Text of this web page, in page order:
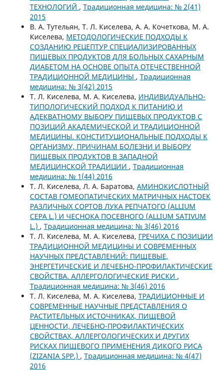
ТЕХНОЛОГИЙ , Традиционная медицина: № 2(41)
2015
В. А. Тутельян, Т. Л. Киселева, А. А. Кочеткова, М. А.
Киселева, МЕТОДОЛОГИЧЕСКИЕ ПОДХОДЫ К
СОЗДАНИЮ РЕЦЕПТУР СПЕЦИАЛИЗИРОВАННЫХ
ПИЩЕВЫХ ПРОДУКТОВ ДЛЯ БОЛЬНЫХ САХАРНЫМ
ДИАБЕТОМ НА ОСНОВЕ ОПЫТА ОТЕЧЕСТВЕННОЙ
ТРАДИЦИОННОЙ МЕДИЦИНЫ , Традиционная
медицина: № 3(42) 2015
Т. Л. Киселева, М. А. Киселева, ИНДИВИДУАЛЬНО-
ТИПОЛОГИЧЕСКИЙ ПОДХОД К ПИТАНИЮ И
АДЕКВАТНОМУ ВЫБОРУ ПИЩЕВЫХ ПРОДУКТОВ С
ПОЗИЦИЙ АКАДЕМИЧЕСКОЙ И ТРАДИЦИОННОЙ
МЕДИЦИНЫ. КОНСТИТУЦИОНАЛЬНЫЕ ПОДХОДЫ К
ОРГАНИЗМУ, ПРИЧИНАМ БОЛЕЗНИ И ВЫБОРУ
ПИЩЕВЫХ ПРОДУКТОВ В ЗАПАДНОЙ
МЕДИЦИНСКОЙ ТРАДИЦИИ , Традиционная
медицина: № 1(44) 2016
Т. Л. Киселева, Л. А. Баратова, АМИНОКИСЛОТНЫЙ
СОСТАВ ГОМЕОПАТИЧЕСКИХ МАТРИЧНЫХ НАСТОЕК
РАЗЛИЧНЫХ СОРТОВ ЛУКА РЕПЧАТОГО (ALLIUM
CEPA L.) И ЧЕСНОКА ПОСЕВНОГО (ALLIUM SATIVUM
L.) , Традиционная медицина: № 3(46) 2016
Т. Л. Киселева, М. А. Киселева, ГРЕЧИХА С ПОЗИЦИИ
ТРАДИЦИОННОЙ МЕДИЦИНЫ И СОВРЕМЕННЫХ
НАУЧНЫХ ПРЕДСТАВЛЕНИЙ: ПИЩЕВЫЕ,
ЭНЕРГЕТИЧЕСКИЕ И ЛЕЧЕБНО-ПРОФИЛАКТИЧЕСКИЕ
СВОЙСТВА. АЛЛЕРГОЛОГИЧЕСКИЕ РИСКИ ,
Традиционная медицина: № 3(46) 2016
Т. Л. Киселева, М. А. Киселева, ТРАДИЦИОННЫЕ И
СОВРЕМЕННЫЕ НАУЧНЫЕ ПРЕДСТАВЛЕНИЯ О
РАСТИТЕЛЬНЫХ ИСТОЧНИКАХ, ПИЩЕВОЙ
ЦЕННОСТИ, ЛЕЧЕБНО-ПРОФИЛАКТИЧЕСКИХ
СВОЙСТВАХ, АЛЛЕРГОЛОГИЧЕСКИХ И ДРУГИХ
РИСКАХ ПИЩЕВОГО ПРИМЕНЕНИЯ ДИКОГО РИСА
(ZIZANIA SPP.) , Традиционная медицина: № 4(47)
2016